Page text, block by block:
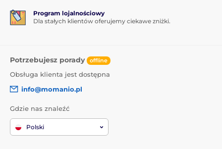
Program lojalnościowy
Dla stałych klientów oferujemy ciekawe zniżki.
Potrzebujesz porady offline
Obsługa klienta jest dostępna
info@momanio.pl
Gdzie nas znaleźć
Polski